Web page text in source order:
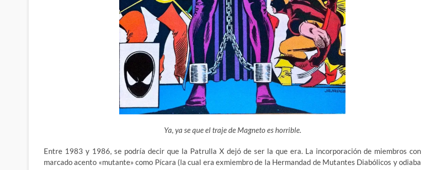
Ya, ya se que el traje de Magneto es horrible.
Entre 1983 y 1986, se podría decir que la Patrulla X dejó de ser la que era. La incorporación de miembros con
marcado acento «mutante» como Pícara (la cual era exmiembro de la Hermandad de Mutantes Diabólicos y odiaba